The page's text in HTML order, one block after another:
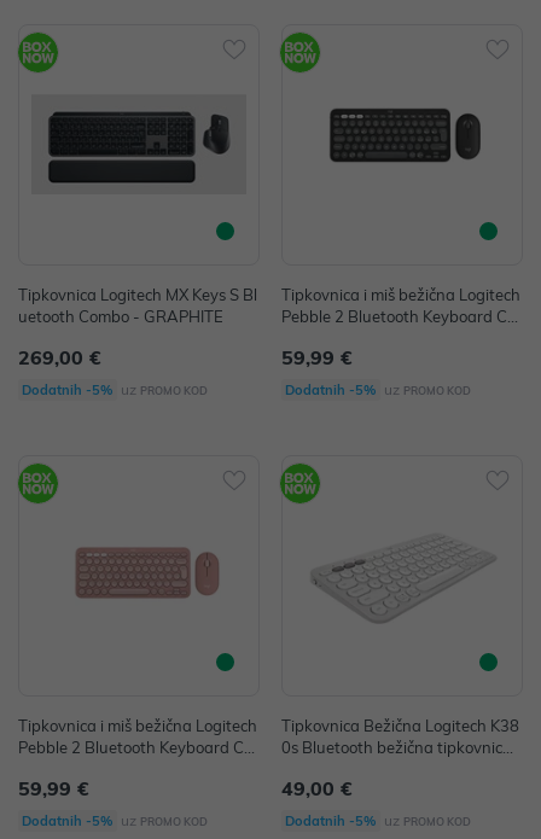
Tipkovnica Logitech MX Keys S Bl
uetooth Combo - GRAPHITE
269,00 €
Dodatnih -5% uz PROMO KOD
Tipkovnica i miš bežična Logitech
Pebble 2 Bluetooth Keyboard Co
59,99 €
Dodatnih -5% uz PROMO KOD
Tipkovnica i miš bežična Logitech
Pebble 2 Bluetooth Keyboard Co
59,99 €
Dodatnih -5% uz PROMO KOD
Tipkovnica Bežična Logitech K38
0s Bluetooth bežična tipkovnica,
49,00 €
Dodatnih -5% uz PROMO KOD